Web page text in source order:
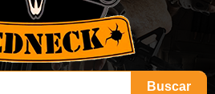
Buscar